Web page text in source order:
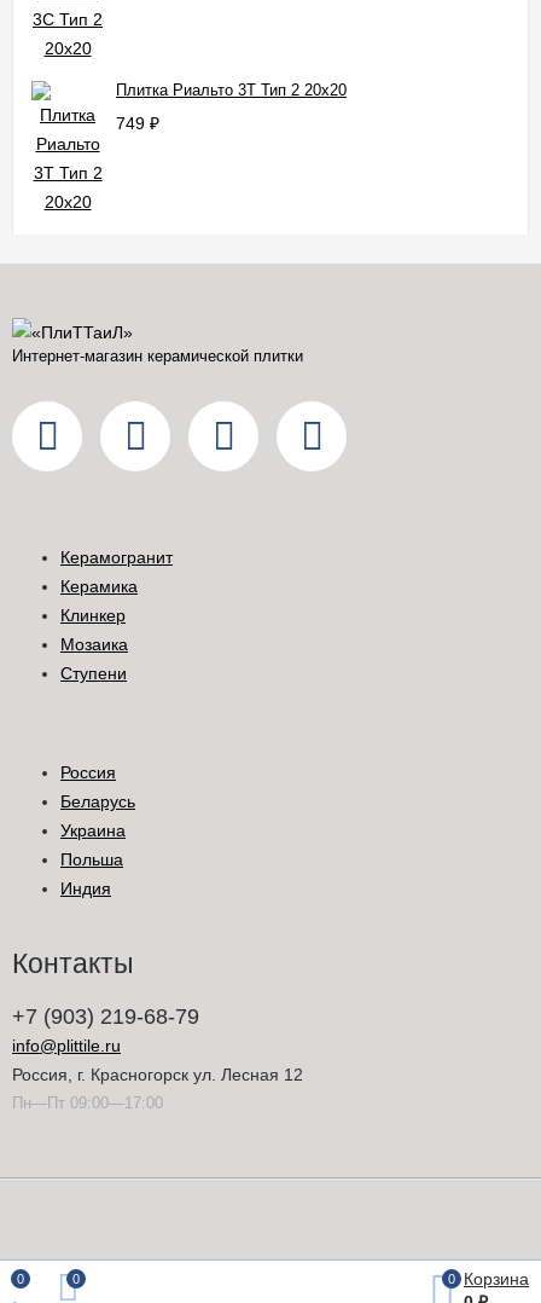
Плитка Риальто 3Т Тип 2 20x20
749 ₽
Интернет-магазин керамической плитки
Керамогранит
Керамика
Клинкер
Мозаика
Ступени
Россия
Беларусь
Украина
Польша
Индия
Контакты
+7 (903) 219-68-79
info@plittile.ru
Россия, г. Красногорск ул. Лесная 12
Пн—Пт 09:00—17:00
0 0 0
Корзина